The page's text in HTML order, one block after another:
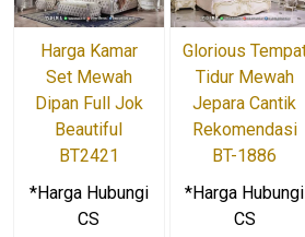
Harga Kamar
Set Mewah
Dipan Full Jok
Beautiful
BT2421
*Harga Hubungi
CS
Glorious
Tidur Mewah
Jepara Cantik
Rekomendasi
BT-1886
*Harga Hubungi
CS